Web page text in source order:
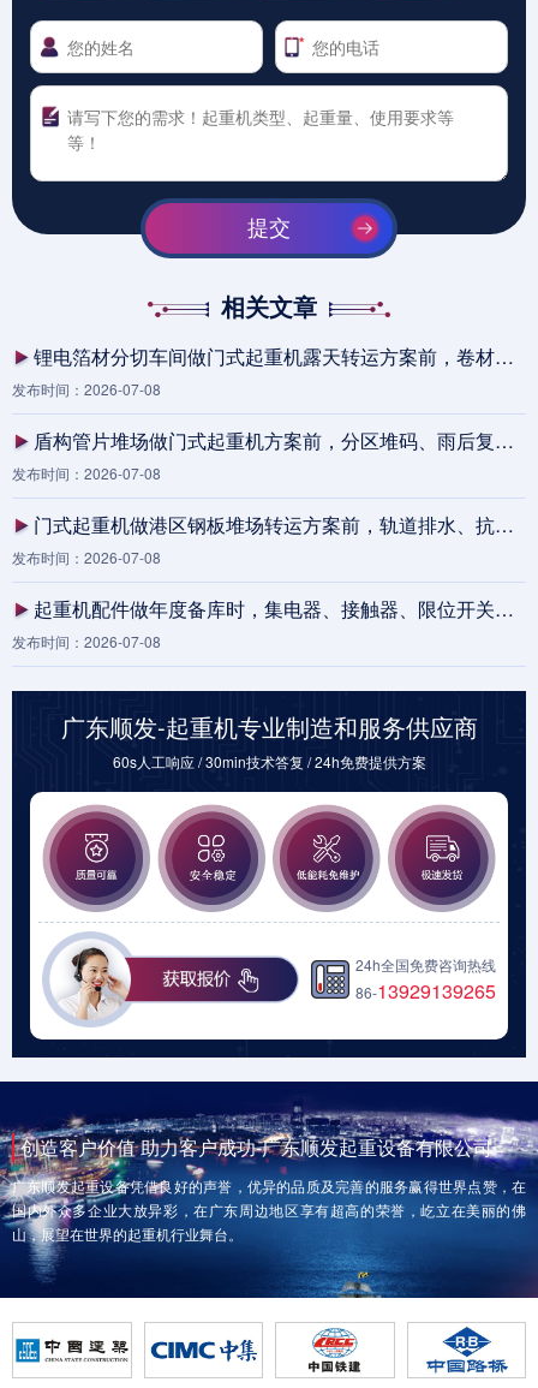
提交
相关文章
锂电箔材分切车间做门式起重机露天转运方案前，卷材待装区、雨棚落水线和夹轨器保养责任为什么要先拉通？
发布时间：2026-07-08
盾构管片堆场做门式起重机方案前，分区堆码、雨后复工和轨道沉降记录为何必须先拉通
发布时间：2026-07-08
门式起重机做港区钢板堆场转运方案前，轨道排水、抗风夹轨器和夜间照明为何要先核对
发布时间：2026-07-08
起重机配件做年度备库时，集电器、接触器、限位开关和遥控接收器为何要按停机损失而不是单价排序
发布时间：2026-07-08
广东顺发-起重机专业制造和服务供应商
60s人工响应 / 30min技术答复 / 24h免费提供方案
24h全国免费咨询热线
86-13929139265
创造客户价值 助力客户成功-广东顺发起重设备有限公司
广东顺发起重设备凭借良好的声誉，优异的品质及完善的服务赢得世界点赞，在
国内外众多企业大放异彩，在广东周边地区享有超高的荣誉，屹立在美丽的佛
山，展望在世界的起重机行业舞台。